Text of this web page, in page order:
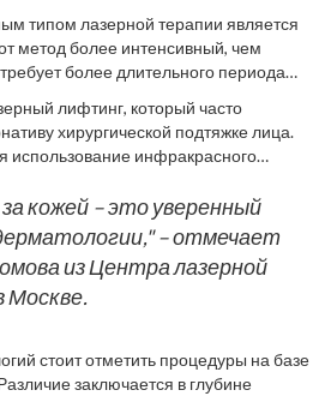
который использует микро-
на кожу. Эти лучи проникают
тысячи микроскопических зон
благодаря способности кожи
выработка коллагена,
упругой. Это особенно важно для тех,
без инвазивных хирургических
типом лазерной терапии является
метод более интенсивный, чем
более длительного периода
стимулируя обновление кожи.
для устранения глубоких
на возможные побочные
с видимым улучшением текстуры и
лифтинг, который часто
хирургической подтяжке лица.
использование инфракрасного
слоев кожи, что способствует
волокон. Это приводит к
подтягивания кожи. Особое
данная процедура не требует долгого
Эффект от данной методики
что некоторые пациенты вместо
именно её. Как говорится,
кожей – это уверенный
– отмечает
из Центра лазерной
Москве.
стоит отметить процедуры на базе
заключается в глубине